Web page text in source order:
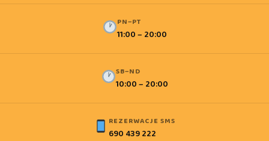
PN–PT
11:00 – 20:00
SB–ND
10:00 – 20:00
REZERWACJE SMS
690 439 222